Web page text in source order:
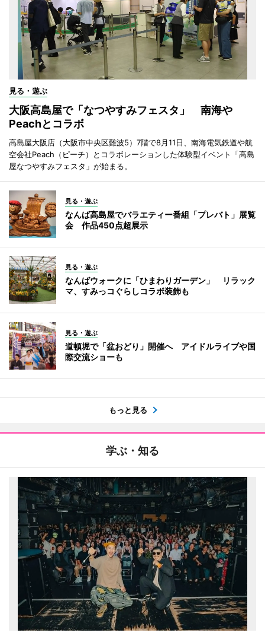
見る・遊ぶ
大阪高島屋で「なつやすみフェスタ」 南海や
Peachとコラボ
高島屋大阪店（大阪市中央区難波5）7階で8月11日、南海電気鉄道や航
空会社Peach（ピーチ）とコラボレーションした体験型イベント「高島
屋なつやすみフェスタ」が始まる。
見る・遊ぶ
なんば高島屋でバラエティー番組「プレバト」展覧
会 作品450点超展示
見る・遊ぶ
なんばウォークに「ひまわりガーデン」 リラック
マ、すみっコぐらしコラボ装飾も
見る・遊ぶ
道頓堀で「盆おどり」開催へ アイドルライブや国
際交流ショーも
もっと見る
学ぶ・知る